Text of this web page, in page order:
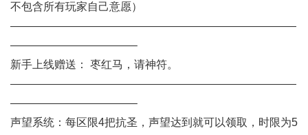
不包含所有玩家自己意愿）
——————————————————————————
———————————–
新手上线赠送： 枣红马，请神符。
——————————————————————————
———————————–
声望系统：每区限4把抗圣，声望达到就可以领取，时限为5